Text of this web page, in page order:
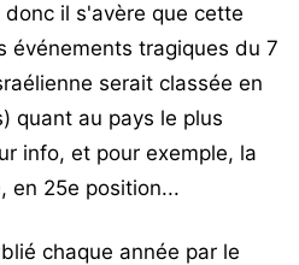
il s'avère que cette
événements tragiques du 7
serait classée en
quant au pays le plus
info, et pour exemple, la
en 25e position...
chaque année par le